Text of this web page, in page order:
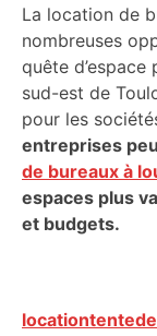
La location de
nombreuses
quête
sud-est de
pour les
entreprises
de bureaux à
espaces plus
et budgets.